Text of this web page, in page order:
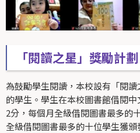
「閱讀之星」獎勵計劃
為鼓勵學生閱讀，本校設有「閱
的學生。學生在本校圖書館借閱
2分，每個月全級借閱圖書最多的
全級借閱圖書最多的十位學生獲頒